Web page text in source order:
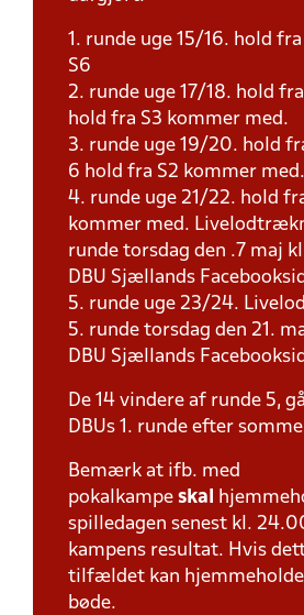
1. runde uge 15/16. hold fra
S6
2. runde uge 17/18. hold
hold fra S3 kommer med.
3. runde uge 19/20. hold
6 hold fra S2 kommer med.
4. runde uge 21/22. hold
kommer med.
runde torsdag den .7 maj
DBU Sjællands
5. runde uge 23/24.
5. runde torsdag den 21.
DBU Sjællands
De 14 vindere af runde 5,
DBUs 1. runde efter
Bemærk at ifb. med
pokalkampe skal
spilledagen senest kl.
kampens resultat. Hvis
tilfældet kan
bøde.